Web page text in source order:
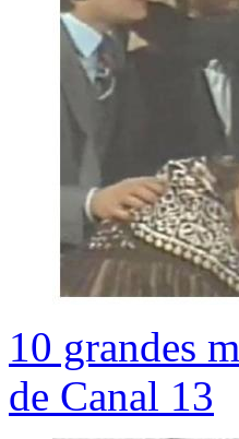
10 grandes
de Canal 13